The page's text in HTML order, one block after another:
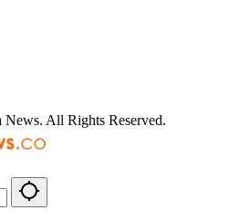
All Rights Reserved.